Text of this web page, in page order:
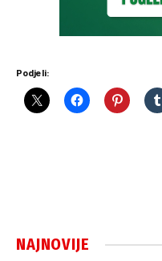
Podjeli:
NAJNOVIJE